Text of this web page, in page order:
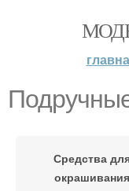
Средства
окрашивания